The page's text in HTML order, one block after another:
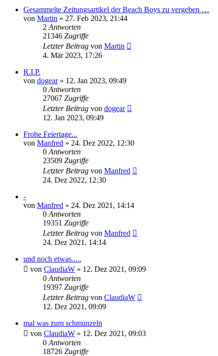
Gesammelte Zeitungsartikel der Beach Boys zu vergeben …
von Martin » 27. Feb 2023, 21:44
2 Antworten
21346 Zugriffe
Letzter Beitrag von Martin
4. Mär 2023, 17:26
R.I.P.
von dogear» 12. Jan 2023, 09:49
0 Antworten
27067 Zugriffe
Letzter Beitrag von dogear
12. Jan 2023, 09:49
Frohe Feiertage...
von Manfred » 24. Dez 2022, 12:30
0 Antworten
23509 Zugriffe
Letzter Beitrag von Manfred
24. Dez 2022, 12:30
-
von Manfred » 24. Dez 2021, 14:14
0 Antworten
19351 Zugriffe
Letzter Beitrag von Manfred
24. Dez 2021, 14:14
und noch etwas.....
von ClaudiaW » 12. Dez 2021, 09:09
0 Antworten
19397 Zugriffe
Letzter Beitrag von ClaudiaW
12. Dez 2021, 09:09
mal was zum schmunzeln
von ClaudiaW » 12. Dez 2021, 09:03
0 Antworten
18726 Zugriffe